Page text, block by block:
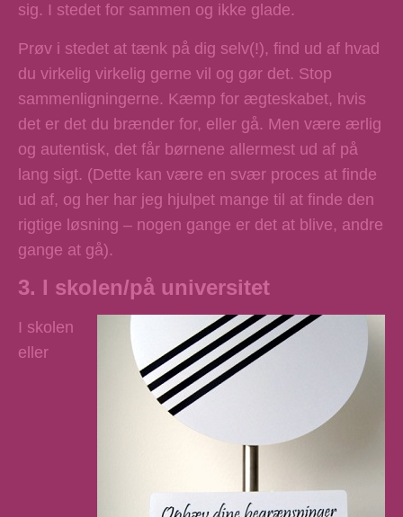
sig. I stedet for sammen og ikke glade.
Prøv i stedet at tænk på dig selv(!), find ud af hvad
du virkelig virkelig gerne vil og gør det. Stop
sammenligningerne. Kæmp for ægteskabet, hvis
det er det du brænder for, eller gå. Men være ærlig
og autentisk, det får børnene allermest ud af på
lang sigt. (Dette kan være en svær proces at finde
ud af, og her har jeg hjulpet mange til at finde den
rigtige løsning – nogen gange er det at blive, andre
gange at gå).
3. I skolen/på universitet
I skolen
eller